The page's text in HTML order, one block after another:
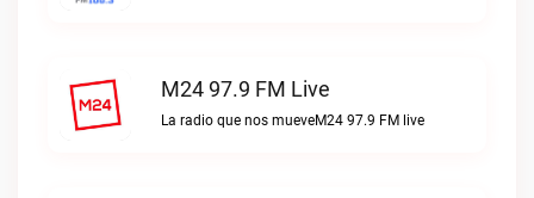
M24 97.9 FM Live
La radio que nos mueveM24 97.9 FM live